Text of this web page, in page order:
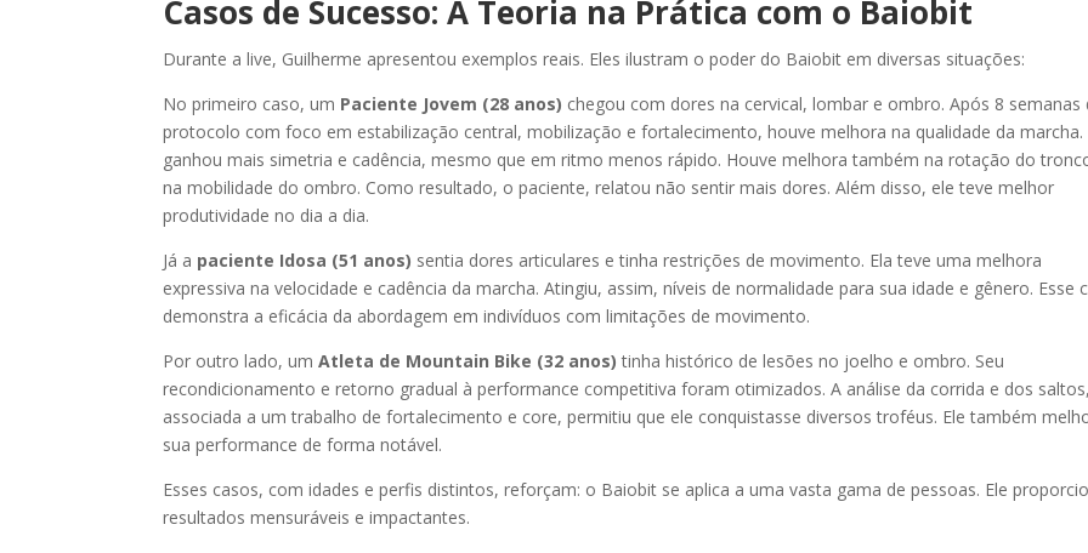
Casos de Sucesso: A Teoria na Prática com o Baiobit
Durante a live, Guilherme apresentou exemplos reais. Eles ilustram o poder do Baiobit em diversas situações:
No primeiro caso, um Paciente Jovem (28 anos) chegou com dores na cervical, lombar e ombro. Após 8 semanas
protocolo com foco em estabilização central, mobilização e fortalecimento, houve melhora na qualidade da marcha.
ganhou mais simetria e cadência, mesmo que em ritmo menos rápido. Houve melhora também na rotação do
na mobilidade do ombro. Como resultado, o paciente, relatou não sentir mais dores. Além disso, ele teve melhor
produtividade no dia a dia.
Já a paciente Idosa (51 anos) sentia dores articulares e tinha restrições de movimento. Ela teve uma melhora
expressiva na velocidade e cadência da marcha. Atingiu, assim, níveis de normalidade para sua idade e gênero. Esse
demonstra a eficácia da abordagem em indivíduos com limitações de movimento.
Por outro lado, umAtleta de Mountain Bike (32 anos) tinha histórico de lesões no joelho e ombro. Seu
recondicionamento e retorno gradual à performance competitiva foram otimizados. A análise da corrida e dos saltos,
associada a um trabalho de fortalecimento e core, permitiu que ele conquistasse diversos troféus. Ele também
sua performance de forma notável.
Esses casos, com idades e perfis distintos, reforçam: o Baiobit se aplica a uma vasta gama de pessoas. Ele
resultados mensuráveis e impactantes.